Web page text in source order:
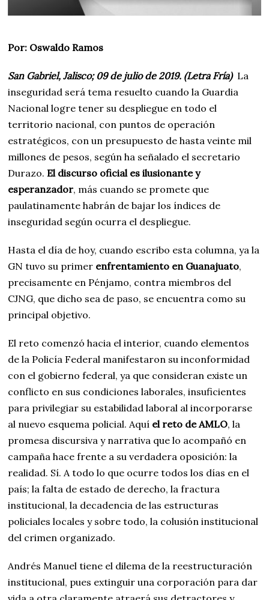
Por: Oswaldo Ramos
San Gabriel, Jalisco; 09 de julio de 2019. (Letra Fría) La
inseguridad será tema resuelto cuando la Guardia
Nacional logre tener su despliegue en todo el
territorio nacional, con puntos de operación
estratégicos, con un presupuesto de hasta veinte mil
millones de pesos, según ha señalado el secretario
Durazo. El discurso oficial es ilusionante y
esperanzador, más cuando se promete que
paulatinamente habrán de bajar los índices de
inseguridad según ocurra el despliegue.
Hasta el día de hoy, cuando escribo esta columna, ya la
GN tuvo su primer enfrentamiento en Guanajuato,
precisamente en Pénjamo, contra miembros del
CJNG, que dicho sea de paso, se encuentra como su
principal objetivo.
El reto comenzó hacia el interior, cuando elementos
de la Policía Federal manifestaron su inconformidad
con el gobierno federal, ya que consideran existe un
conflicto en sus condiciones laborales, insuficientes
para privilegiar su estabilidad laboral al incorporarse
al nuevo esquema policial. Aquí el reto de AMLO, la
promesa discursiva y narrativa que lo acompañó en
campaña hace frente a su verdadera oposición: la
realidad. Sí. A todo lo que ocurre todos los días en el
país; la falta de estado de derecho, la fractura
institucional, la decadencia de las estructuras
policiales locales y sobre todo, la colusión institucional
del crimen organizado.
Andrés Manuel tiene el dilema de la reestructuración
institucional, pues extinguir una corporación para dar